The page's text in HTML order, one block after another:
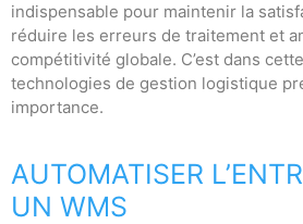
indispensable pour maintenir la
réduire les erreurs de traitement et
compétitivité globale. C’est dans
technologies de gestion logistique
importance.
AUTOMATISER
UN WMS